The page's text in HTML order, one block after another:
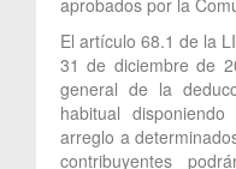
El artículo 68.1 de la
31 de diciembre de
general de la
habitual
arreglo a
contribuyentes